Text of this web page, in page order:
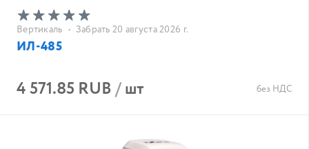
Вертикаль • Забрать 20 августа 2026 г.
ИЛ-485
4 571.85 RUB/шт без НДС